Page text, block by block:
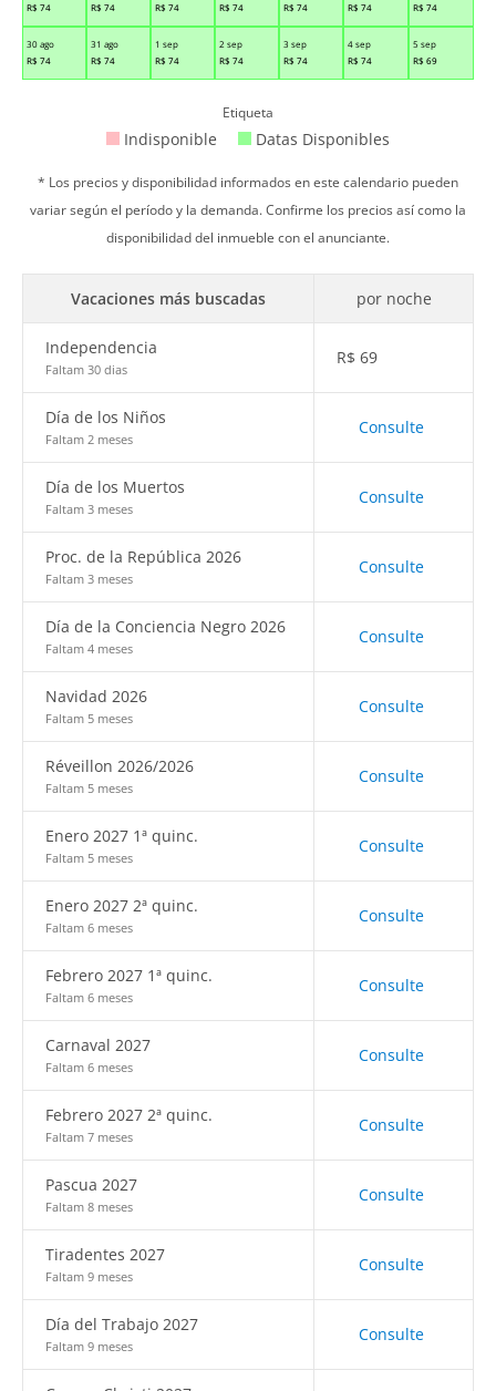
R$ 74
R$ 74
R$ 74
R$ 74
R$ 74
R$ 74
R$ 74
30 ago
R$ 74
31 ago
R$ 74
1 sep
R$ 74
2 sep
R$ 74
3 sep
R$ 74
4 sep
R$ 74
5 sep
R$ 69
Etiqueta
Indisponible Datas Disponibles
* Los precios y disponibilidad informados en este calendario pueden
variar según el período y la demanda. Confirme los precios así como la
disponibilidad del inmueble con el anunciante.
Vacaciones más buscadas por noche
Independencia
Faltam 30 dias
R$ 69
Día de los Niños
Faltam 2 meses
Consulte
Día de los Muertos
Faltam 3 meses
Consulte
Proc. de la República 2026
Faltam 3 meses
Consulte
Día de la Conciencia Negro 2026
Faltam 4 meses
Consulte
Navidad 2026
Faltam 5 meses
Consulte
Réveillon 2026/2026
Faltam 5 meses
Consulte
Enero 2027 1ª quinc.
Faltam 5 meses
Consulte
Enero 2027 2ª quinc.
Faltam 6 meses
Consulte
Febrero 2027 1ª quinc.
Faltam 6 meses
Consulte
Carnaval 2027
Faltam 6 meses
Consulte
Febrero 2027 2ª quinc.
Faltam 7 meses
Consulte
Pascua 2027
Faltam 8 meses
Consulte
Tiradentes 2027
Faltam 9 meses
Consulte
Día del Trabajo 2027
Faltam 9 meses
Consulte